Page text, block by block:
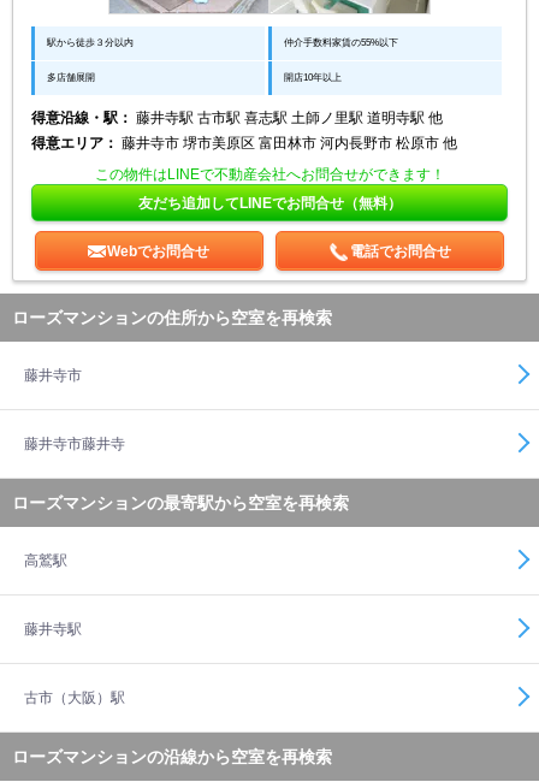
駅から徒歩３分以内 仲介手数料家賃の55%以下
多店舗展開 開店10年以上
得意沿線・駅： 藤井寺駅 古市駅 喜志駅 土師ノ里駅 道明寺駅 他
得意エリア： 藤井寺市 堺市美原区 富田林市 河内長野市 松原市 他
この物件はLINEで不動産会社へお問合せができます！
友だち追加してLINEでお問合せ（無料）
Webでお問合せ 電話でお問合せ
ローズマンションの住所から空室を再検索
藤井寺市
藤井寺市藤井寺
ローズマンションの最寄駅から空室を再検索
高鷲駅
藤井寺駅
古市（大阪）駅
ローズマンションの沿線から空室を再検索